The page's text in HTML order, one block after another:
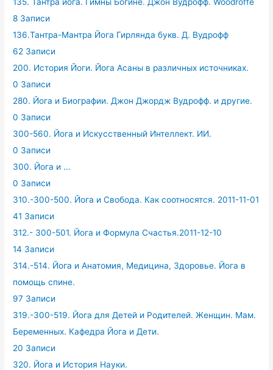
8 Записи
136.Тантра-Мантра Йога Гирлянда букв. Д. Вудрофф
62 Записи
200. История Йоги. Йога Асаны в различных источниках.
0 Записи
280. Йога и Биографии. Джон Джордж Вудрофф. и другие.
0 Записи
300-560. Йога и Искусственный Интеллект. ИИ.
0 Записи
300. Йога и ...
0 Записи
310.-300-500. Йога и Свобода. Как соотносятся. 2011-11-01
41 Записи
312.- 300-501. Йога и Формула Счастья.2011-12-10
14 Записи
314.-514. Йога и Анатомия, Медицина, Здоровье. Йога в
помощь спине.
97 Записи
319.-300-519. Йога для Детей и Родителей. Женщин. Мам.
Беременных. Кафедра Йога и Дети.
20 Записи
320. Йога и История Науки.